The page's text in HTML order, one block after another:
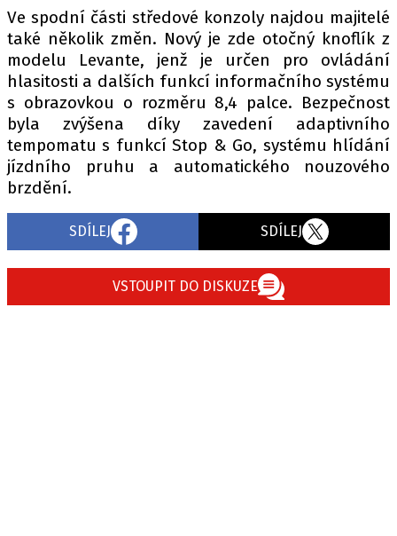
KONTAKT
VYDAVATEL
INZERCE
OSOBNÍ ÚDAJE / COOKIES
Provozovatelem serveru autoroad.cz je
INCORP MEDIA GROUP s.r.o., IČ: 118 23 054
Ve spodní části středové konzoly najdou majitelé
také několik změn. Nový je zde otočný knoflík z
modelu Levante, jenž je určen pro ovládání
hlasitosti a dalších funkcí informačního systému
s obrazovkou o rozměru 8,4 palce. Bezpečnost
byla zvýšena díky zavedení adaptivního
tempomatu s funkcí Stop & Go, systému hlídání
jízdního pruhu a automatického nouzového
brzdění.
SDÍLEJ SDÍLEJ
VSTOUPIT DO DISKUZE